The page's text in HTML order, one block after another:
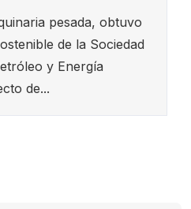
pesada, obtuvo
de la Sociedad
y Energía
de...